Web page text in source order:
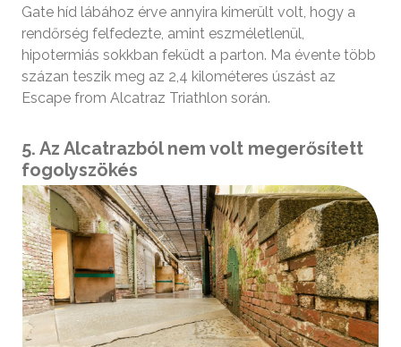
Gate híd lábához érve annyira kimerült volt, hogy a
rendőrség felfedezte, amint eszméletlenül,
hipotermiás sokkban feküdt a parton. Ma évente több
százan teszik meg az 2,4 kilométeres úszást az
Escape from Alcatraz Triathlon során.
5. Az Alcatrazból nem volt megerősített
fogolyszökés